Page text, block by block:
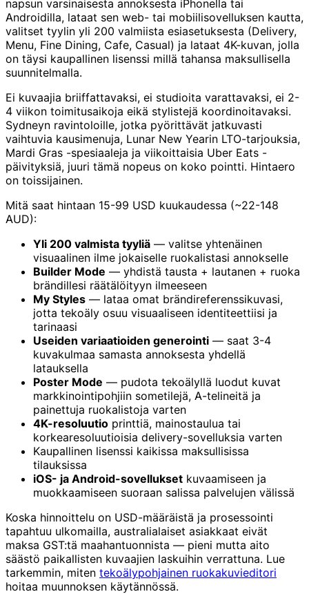
napsun varsinaisesta annoksesta iPhonella tai
Androidilla, lataat sen web- tai mobiilisovelluksen kautta,
valitset tyylin yli 200 valmiista esiasetuksesta (Delivery,
Menu, Fine Dining, Cafe, Casual) ja lataat 4K-kuvan, jolla
on täysi kaupallinen lisenssi millä tahansa maksullisella
suunnitelmalla.
Ei kuvaajia briiffattavaksi, ei studioita varattavaksi, ei 2-
4 viikon toimitusaikoja eikä stylistejä koordinoitavaksi.
Sydneyn ravintoloille, jotka pyörittävät jatkuvasti
vaihtuvia kausimenuja, Lunar New Yearin LTO-tarjouksia,
Mardi Gras -spesiaaleja ja viikoittaisia Uber Eats -
päivityksiä, juuri tämä nopeus on koko pointti. Hintaero
on toissijainen.
Mitä saat hintaan 15-99 USD kuukaudessa (~22-148
AUD):
Yli 200 valmista tyyliä — valitse yhtenäinen
visuaalinen ilme jokaiselle ruokalistasi annokselle
Builder Mode — yhdistä tausta + lautanen + ruoka
brändillesi räätälöityyn ilmeeseen
My Styles — lataa omat brändireferenssikuvasi,
jotta tekoäly osuu visuaaliseen identiteettiisi ja
tarinaasi
Useiden variaatioiden generointi — saat 3-4
kuvakulmaa samasta annoksesta yhdellä
latauksella
Poster Mode — pudota tekoälyllä luodut kuvat
markkinointipohjiin sometilejä, A-telineitä ja
painettuja ruokalistoja varten
4K-resoluutio printtiä, mainostaulua tai
korkearesoluutioisia delivery-sovelluksia varten
Kaupallinen lisenssi kaikissa maksullisissa
tilauksissa
iOS- ja Android-sovellukset kuvaamiseen ja
muokkaamiseen suoraan salissa palvelujen välissä
Koska hinnoittelu on USD-määräistä ja prosessointi
tapahtuu ulkomailla, australialaiset asiakkaat eivät
maksa GST:tä maahantuonnista — pieni mutta aito
säästö paikallisten kuvaajien laskuihin verrattuna. Lue
tarkemmin, miten tekoälypohjainen ruokakuvieditori
hoitaa muunnoksen käytännössä.